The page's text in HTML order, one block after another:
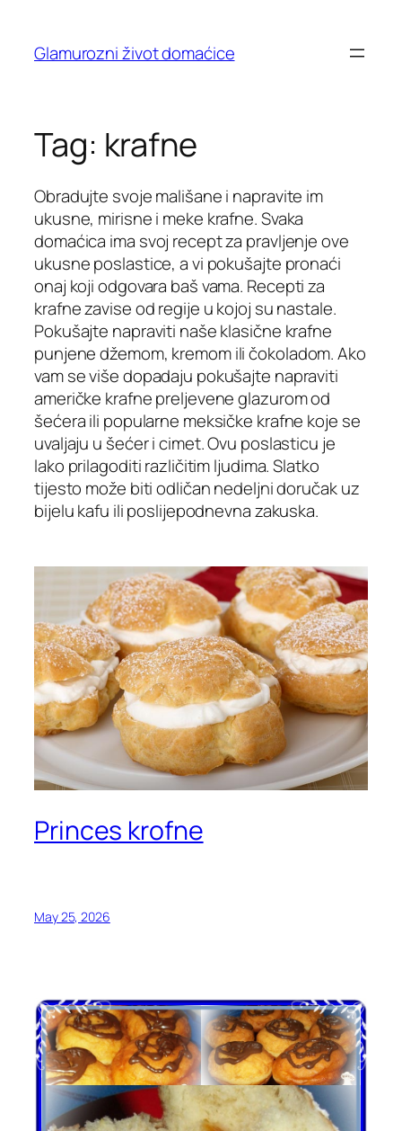
content
Glamurozni život domaćice
Tag: krafne
Obradujte svoje mališane i napravite im
ukusne, mirisne i meke krafne. Svaka
domaćica ima svoj recept za pravljenje ove
ukusne poslastice, a vi pokušajte pronaći
onaj koji odgovara baš vama. Recepti za
krafne zavise od regije u kojoj su nastale.
Pokušajte napraviti naše klasične krafne
punjene džemom, kremom ili čokoladom. Ako
vam se više dopadaju pokušajte napraviti
američke krafne preljevene glazurom od
šećera ili popularne meksičke krafne koje se
uvaljaju u šećer i cimet. Ovu poslasticu je
lako prilagoditi različitim ljudima. Slatko
tijesto može biti odličan nedeljni doručak uz
bijelu kafu ili poslijepodnevna zakuska.
Princes krofne
May 25, 2026